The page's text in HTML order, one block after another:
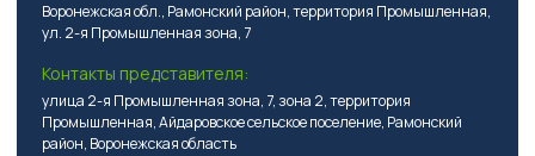
Воронежская обл., Рамонский район, территория Промышленная,
ул. 2-я Промышленная зона, 7
Контакты представителя:
улица 2-я Промышленная зона, 7, зона 2, территория
Промышленная, Айдаровское сельское поселение, Рамонский
район, Воронежская область